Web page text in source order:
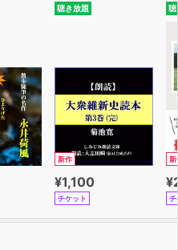
聴き放題
新作
¥1,100
チケット
聴
新
チ